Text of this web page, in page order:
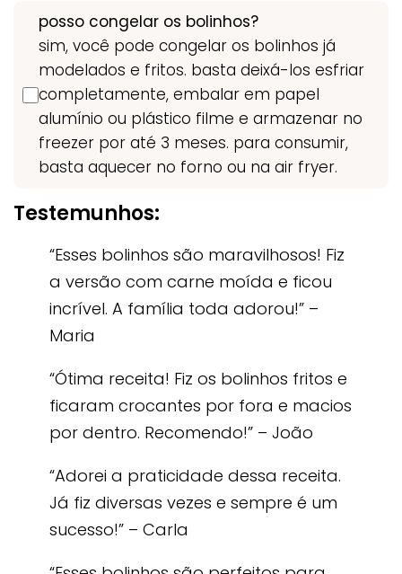
posso congelar os bolinhos?
sim, você pode congelar os bolinhos já
modelados e fritos. basta deixá-los esfriar
completamente, embalar em papel
alumínio ou plástico filme e armazenar no
freezer por até 3 meses. para consumir,
basta aquecer no forno ou na air fryer.
Testemunhos:
“Esses bolinhos são maravilhosos! Fiz
a versão com carne moída e ficou
incrível. A família toda adorou!” –
Maria
“Ótima receita! Fiz os bolinhos fritos e
ficaram crocantes por fora e macios
por dentro. Recomendo!” – João
“Adorei a praticidade dessa receita.
Já fiz diversas vezes e sempre é um
sucesso!” – Carla